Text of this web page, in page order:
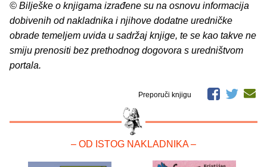
© Bilješke o knjigama izrađene su na osnovu informacija
dobivenih od nakladnika i njihove dodatne uredničke
obrade temeljem uvida u sadržaj knjige, te se kao takve ne
smiju prenositi bez prethodnog dogovora s uredništvom
portala.
Preporuči knjigu
– OD ISTOG NAKLADNIKA –